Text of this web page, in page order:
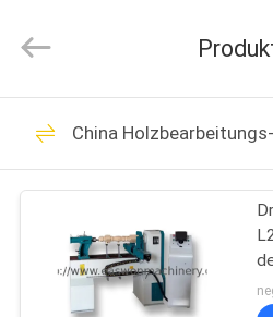
HAUS
PRODUKTE
ÜBER
Export
All
Reserved.
Band-Säge-
Maschine
China